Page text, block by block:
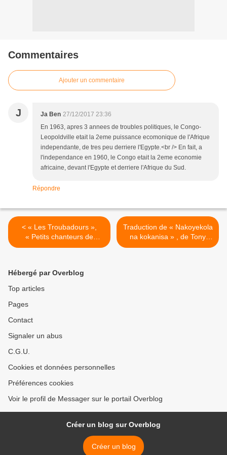
Commentaires
Ajouter un commentaire
J Ja Ben 27/12/2017 23:36
En 1963, apres 3 annees de troubles politiques, le Congo-
Leopoldville etait la 2eme puissance ecomonique de l'Afrique
independante, de tres peu derriere l'Egypte.<br /> En fait, a
l'independance en 1960, le Congo etait la 2eme economie
africaine, devant l'Egypte et derriere l'Afrique du Sud.
Répondre
< « Les Troubadours »,
« Petits chanteurs de
Kenge » et « Chem Chem
Traduction de « Nakoyekola
na kokanisa » , de Tony
Dee et Los Nickelos >
Hébergé par Overblog
Top articles
Pages
Contact
Signaler un abus
C.G.U.
Cookies et données personnelles
Préférences cookies
Voir le profil de Messager sur le portail Overblog
Créer un blog sur Overblog
Créer un blog